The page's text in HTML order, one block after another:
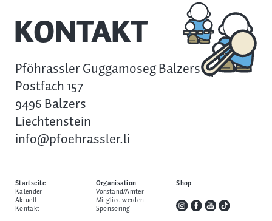
KONTAKT
Pföhrassler Guggamoseg Balzers
Postfach 157
9496 Balzers
Liechtenstein
info@pfoehrassler.li
Startseite
Kalender
Aktuell
Kontakt
Organisation
Vorstand/Ämter
Mitglied werden
Sponsoring
Shop